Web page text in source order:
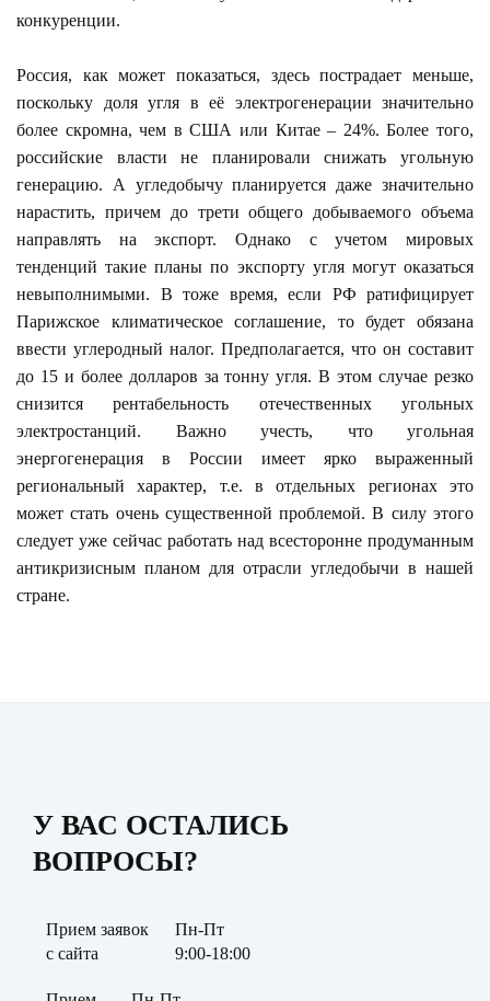
конкуренции.
Россия, как может показаться, здесь пострадает меньше,
поскольку доля угля в её электрогенерации значительно
более скромна, чем в США или Китае – 24%. Более того,
российские власти не планировали снижать угольную
генерацию. А угледобычу планируется даже значительно
нарастить, причем до трети общего добываемого объема
направлять на экспорт. Однако с учетом мировых
тенденций такие планы по экспорту угля могут оказаться
невыполнимыми. В тоже время, если РФ ратифицирует
Парижское климатическое соглашение, то будет обязана
ввести углеродный налог. Предполагается, что он составит
до 15 и более долларов за тонну угля. В этом случае резко
снизится рентабельность отечественных угольных
электростанций. Важно учесть, что угольная
энергогенерация в России имеет ярко выраженный
региональный характер, т.е. в отдельных регионах это
может стать очень существенной проблемой. В силу этого
следует уже сейчас работать над всесторонне продуманным
антикризисным планом для отрасли угледобычи в нашей
стране.
У ВАС ОСТАЛИСЬ
ВОПРОСЫ?
Прием заявок
с сайта
Пн-Пт
9:00-18:00